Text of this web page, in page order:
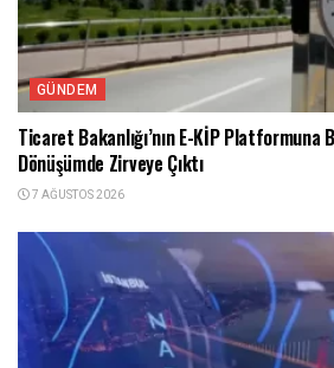
GÜNDEM
Ticaret Bakanlığı’nın E-KİP
Dönüşümde Zirveye Çıktı
7 AĞUSTOS 2026